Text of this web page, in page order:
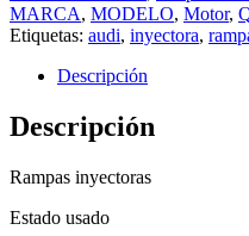
MARCA, MODELO, Motor,
Etiquetas: audi, inyectora,
Descripción
Descripción
Rampas inyectoras
Estado usado